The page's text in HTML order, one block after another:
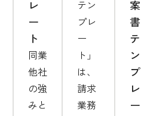
レ
ー
ト
同業
他社
の強
みと
テン
プレ
ー
ト」
は、
請求
業務
案
書
テ
ン
プ
レ
ー